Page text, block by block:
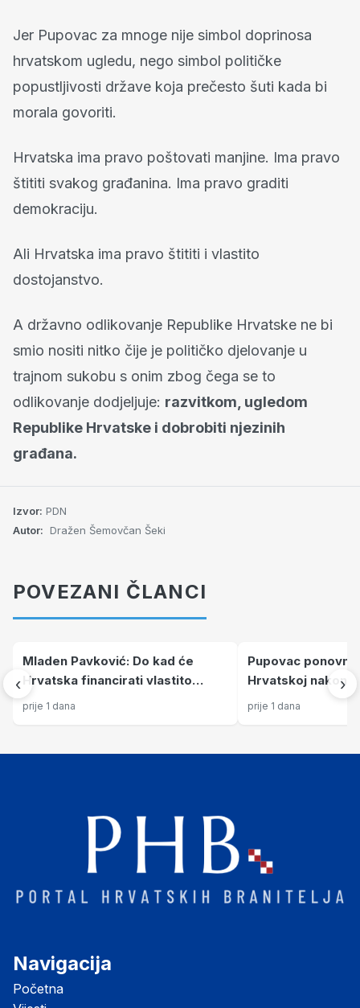
Jer Pupovac za mnoge nije simbol doprinosa
hrvatskom ugledu, nego simbol političke
popustljivosti države koja prečesto šuti kada bi
morala govoriti.
Hrvatska ima pravo poštovati manjine. Ima pravo
štititi svakog građanina. Ima pravo graditi
demokraciju.
Ali Hrvatska ima pravo štititi i vlastito
dostojanstvo.
A državno odlikovanje Republike Hrvatske ne bi
smio nositi nitko čije je političko djelovanje u
trajnom sukobu s onim zbog čega se to
odlikovanje dodjeljuje: razvitkom, ugledom
Republike Hrvatske i dobrobiti njezinih
građana.
Izvor: PDN
Autor: Dražen Šemovčan Šeki
POVEZANI ČLANCI
‹
Mladen Pavković: Do kad će
Hrvatska financirati vlastito
blaćenje?
prije 1 dana
Pupovac
Hrvatskoj nakon
Srbije i dalje
prije 1 dana
›
Navigacija
Početna